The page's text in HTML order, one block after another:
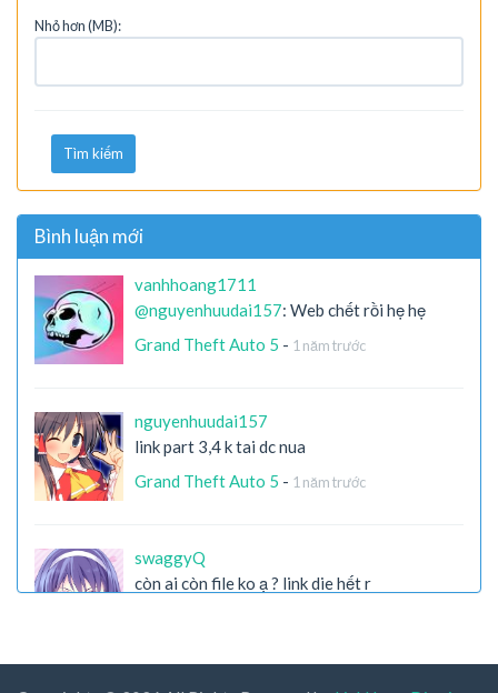
Nhỏ hơn (MB):
Tìm kiếm
Bình luận mới
vanhhoang1711
@nguyenhuudai157: Web chết rồi hẹ hẹ
Grand Theft Auto 5 - 1 năm trước
nguyenhuudai157
link part 3,4 k tai dc nua
Grand Theft Auto 5 - 1 năm trước
swaggyQ
còn ai còn file ko ạ ? link die hết r